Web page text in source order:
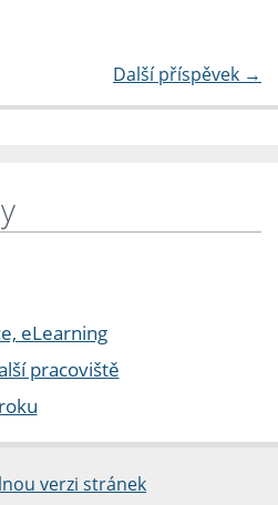
Další příspěvek →
eLearning
pracoviště
verzi stránek